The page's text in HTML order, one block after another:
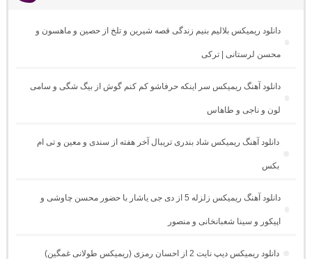
دانلود ریمیکس بلالیم بنیم زندگی قصه شیرین و تلخ از حصین و ماهسون و
محسن لرستانی | ترکی
دانلود آهنگ ریمیکس سر اینکه حرفاشو کم کنم گوش از بیگ شگی و سامی
لون و ناجی و طاهاس
دانلود آهنگ ریمیکس شاد بندری تریبال آخر هفته از سندی و معین و تی ام
بکس
دانلود آهنگ ریمیکس زلزله 5 از دی جی یاشار با حضور محسن چاوشی و
اپیکور و سینا شعبانخانی و منصور
دانلود ریمیکس دیپ نایت 2 از احسان رمزی (ریمیکس طولانی غمگین)